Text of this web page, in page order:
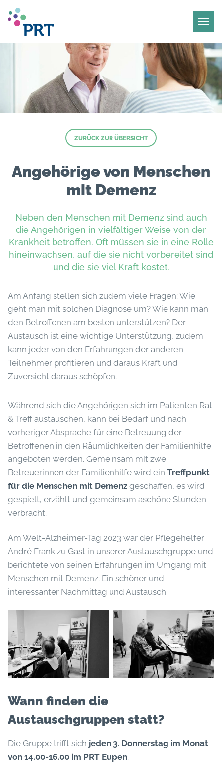
ZURÜCK ZUR ÜBERSICHT
Angehörige von Menschen
mit Demenz
Neben den Menschen mit Demenz sind auch
die Angehörigen in vielfältiger Weise von der
Krankheit betroffen. Oft müssen sie in eine Rolle
hineinwachsen, auf die sie nicht vorbereitet sind
und die sie viel Kraft kostet.
Am Anfang stellen sich zudem viele Fragen: Wie
geht man mit solchen Diagnose um? Wie kann man
den Betroffenen am besten unterstützen? Der
Austausch ist eine wichtige Unterstützung, zudem
kann jeder von den Erfahrungen der anderen
Teilnehmer profitieren und daraus Kraft und
Zuversicht daraus schöpfen.
Während sich die Angehörigen sich im Patienten Rat
& Treff austauschen, kann bei Bedarf und nach
vorheriger Absprache für eine Betreuung der
Betroffenen in den Räumlichkeiten der Familienhilfe
angeboten werden. Gemeinsam mit zwei
Betreuerinnen der Familienhilfe wird ein Treffpunkt
für die Menschen mit Demenz geschaffen, es wird
gespielt, erzählt und gemeinsam aschöne Stunden
verbracht.
Am Welt-Alzheimer-Tag 2023 war der Pflegehelfer
André Frank zu Gast in unserer Austauschgruppe und
berichtete von seinen Erfahrungen im Umgang mit
Menschen mit Demenz. Ein schöner und
interessanter Nachmittag und Austausch.
Wann finden die
Austauschgruppen statt?
Die Gruppe trifft sich jeden 3. Donnerstag im Monat
von 14.00-16.00 im PRT Eupen.